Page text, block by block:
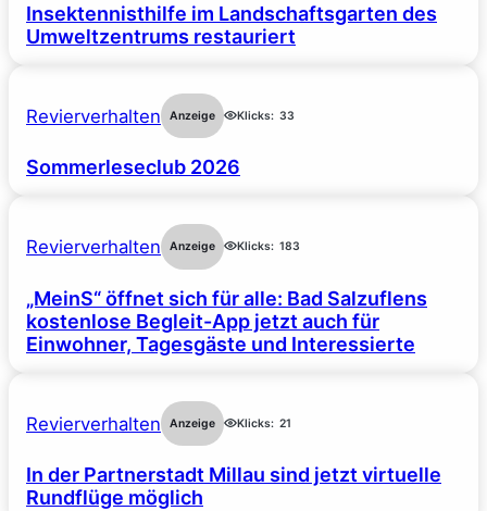
Insektennisthilfe im Landschaftsgarten des
Umweltzentrums restauriert
Revierverhalten Anzeige Klicks: 33
Sommerleseclub 2026
Revierverhalten Anzeige Klicks: 183
„MeinS“ öffnet sich für alle: Bad Salzuflens
kostenlose Begleit-App jetzt auch für
Einwohner, Tagesgäste und Interessierte
Revierverhalten Anzeige Klicks: 21
In der Partnerstadt Millau sind jetzt virtuelle
Rundflüge möglich